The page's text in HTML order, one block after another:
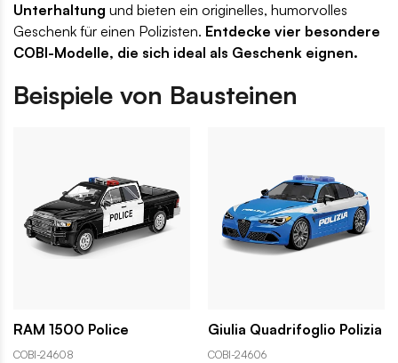
Unterhaltung und bieten ein originelles, humorvolles
Geschenk für einen Polizisten. Entdecke vier besondere
COBI-Modelle, die sich ideal als Geschenk eignen.
Beispiele von Bausteinen
RAM 1500 Police
COBI-24608
Giulia Quadrifoglio Polizia
COBI-24606